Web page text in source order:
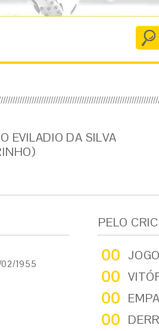
EVILADIO DA SILVA
02/1955
PELO
00
00
00
00